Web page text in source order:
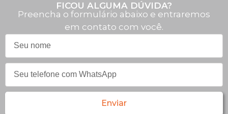
FICOU ALGUMA DÚVIDA?
Preencha o formulário abaixo e entraremos
em contato com você.
Enviar